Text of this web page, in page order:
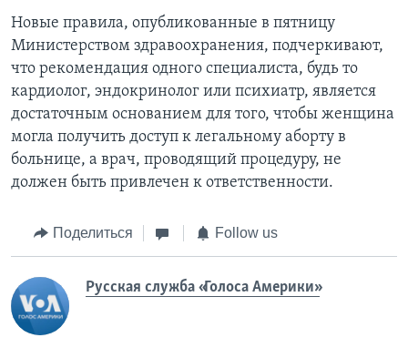
Новые правила, опубликованные в пятницу
Министерством здравоохранения, подчеркивают,
что рекомендация одного специалиста, будь то
кардиолог, эндокринолог или психиатр, является
достаточным основанием для того, чтобы женщина
могла получить доступ к легальному аборту в
больнице, а врач, проводящий процедуру, не
должен быть привлечен к ответственности.
Поделиться Follow us
Русская служба «Голоса Америки»